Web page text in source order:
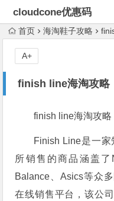
cloudcone优惠码
首页 海淘鞋子攻略
finish line海淘攻略
A+
finish line海淘攻
Finish Line是一
所销售的商品涵盖了
Balance、Asics等众
在线销售平台，该公